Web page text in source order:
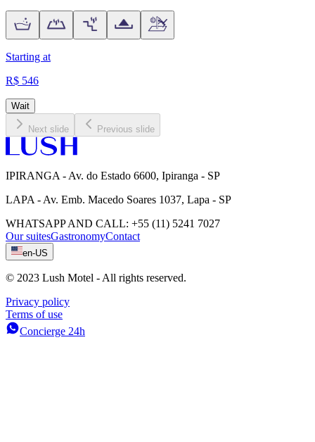
Starting at
R$ 546
Wait
Next slide Previous slide
IPIRANGA - Av. do Estado 6600, Ipiranga - SP
LAPA - Av. Emb. Macedo Soares 1037, Lapa - SP
WHATSAPP AND CALL: +55 (11) 5241 7027
Our suitesGastronomyContact
en-US
© 2023 Lush Motel - All rights reserved.
Privacy policy
Terms of use
Concierge 24h